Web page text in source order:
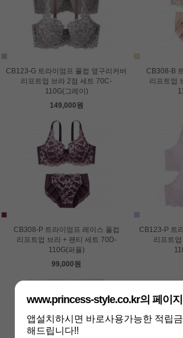
CB123-G 트라이엄프 풀컵 옆구리커버
리프트업 브라 2점 세트 70C-
110G(그레이)
149,000원
CB308-B
리프트업
CB308-P 트라이엄프 레이스 풀컵
리프트업 브라 + 팬티 세트 70D-
110G(퍼플)
99,000원
CB123-P 트
리프트
www.princess-style.co.kr의 페이
앱설치하시면 바로사용가능한 적립
해드립니다!!